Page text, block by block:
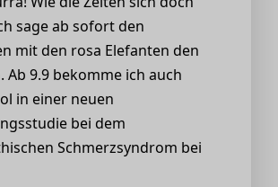
sage ab sofort den
mit den rosa Elefanten den
Ab 9.9 bekomme ich auch
in einer neuen
bei dem
Schmerzsyndrom bei